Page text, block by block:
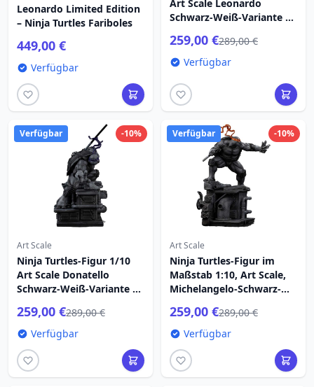
Leonardo Limited Edition
– Ninja Turtles Fariboles
449,00 €
Verfügbar
Art Scale Leonardo
Schwarz-Weiß-Variante 26
259,00 €289,00 €
Verfügbar
-10%
Verfügbar
Art Scale
Ninja Turtles-Figur 1/10
Art Scale Donatello
Schwarz-Weiß-Variante 26
259,00 €289,00 €
Verfügbar
-10%
Verfügbar
Art Scale
Ninja Turtles-Figur im
Maßstab 1:10, Art Scale,
Michelangelo-Schwarz-
259,00 €289,00 €
Verfügbar